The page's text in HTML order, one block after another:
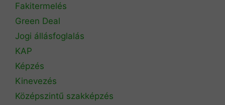
Fakitermelés
Green Deal
Jogi állásfoglalás
KAP
Képzés
Kinevezés
Középszintű szakképzés